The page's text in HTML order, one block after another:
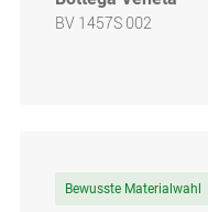
BV 1457S 002
Bewusste Materialwahl